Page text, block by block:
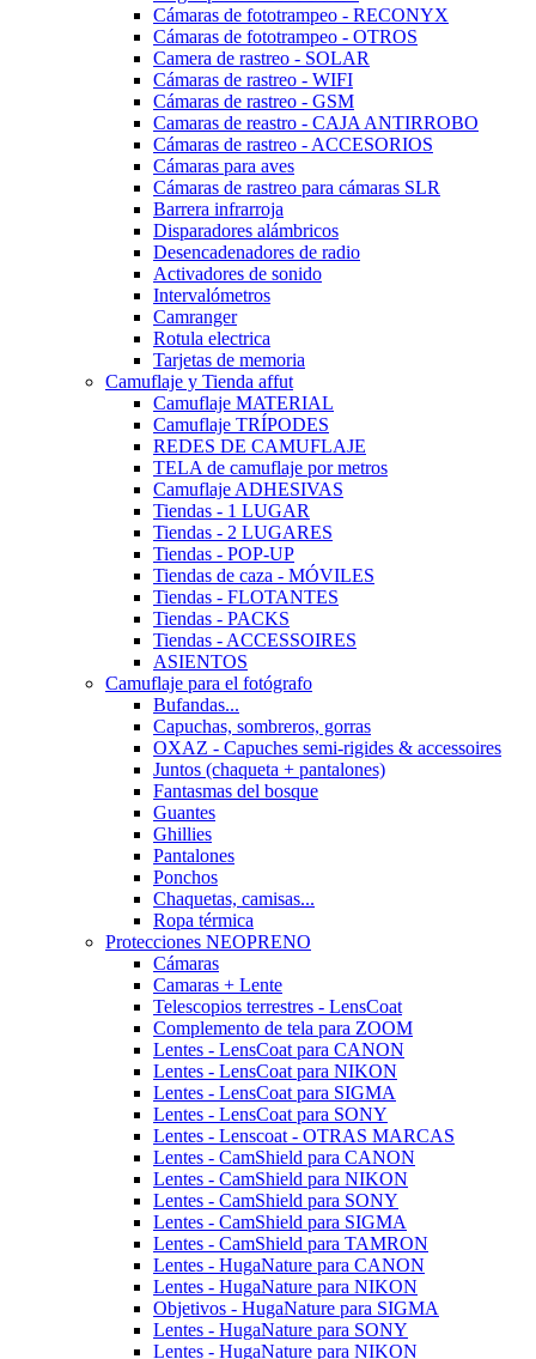
Cámaras de fototrampeo - RECONYX
Cámaras de fototrampeo - OTROS
Camera de rastreo - SOLAR
Cámaras de rastreo - WIFI
Cámaras de rastreo - GSM
Camaras de reastro - CAJA ANTIRROBO
Cámaras de rastreo - ACCESORIOS
Cámaras para aves
Cámaras de rastreo para cámaras SLR
Barrera infrarroja
Disparadores alámbricos
Desencadenadores de radio
Activadores de sonido
Intervalómetros
Camranger
Rotula electrica
Tarjetas de memoria
Camuflaje y Tienda affut
Camuflaje MATERIAL
Camuflaje TRÍPODES
REDES DE CAMUFLAJE
TELA de camuflaje por metros
Camuflaje ADHESIVAS
Tiendas - 1 LUGAR
Tiendas - 2 LUGARES
Tiendas - POP-UP
Tiendas de caza - MÓVILES
Tiendas - FLOTANTES
Tiendas - PACKS
Tiendas - ACCESSOIRES
ASIENTOS
Camuflaje para el fotógrafo
Bufandas...
Capuchas, sombreros, gorras
OXAZ - Capuches semi-rigides & accessoires
Juntos (chaqueta + pantalones)
Fantasmas del bosque
Guantes
Ghillies
Pantalones
Ponchos
Chaquetas, camisas...
Ropa térmica
Protecciones NEOPRENO
Cámaras
Camaras + Lente
Telescopios terrestres - LensCoat
Complemento de tela para ZOOM
Lentes - LensCoat para CANON
Lentes - LensCoat para NIKON
Lentes - LensCoat para SIGMA
Lentes - LensCoat para SONY
Lentes - Lenscoat - OTRAS MARCAS
Lentes - CamShield para CANON
Lentes - CamShield para NIKON
Lentes - CamShield para SONY
Lentes - CamShield para SIGMA
Lentes - CamShield para TAMRON
Lentes - HugaNature para CANON
Lentes - HugaNature para NIKON
Objetivos - HugaNature para SIGMA
Lentes - HugaNature para SONY
Lentes - HugaNature para NIKON